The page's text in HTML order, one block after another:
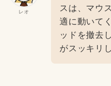
レオ
スは、マウ
適に動いて
ッドを撤去
がスッキリ